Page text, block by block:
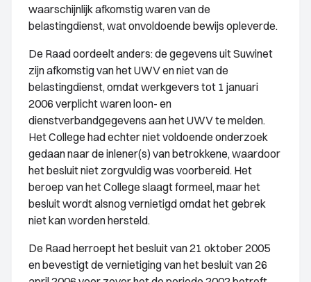
waarschijnlijk afkomstig waren van de
belastingdienst, wat onvoldoende bewijs opleverde.
De Raad oordeelt anders: de gegevens uit Suwinet
zijn afkomstig van het UWV en niet van de
belastingdienst, omdat werkgevers tot 1 januari
2006 verplicht waren loon- en
dienstverbandgegevens aan het UWV te melden.
Het College had echter niet voldoende onderzoek
gedaan naar de inlener(s) van betrokkene, waardoor
het besluit niet zorgvuldig was voorbereid. Het
beroep van het College slaagt formeel, maar het
besluit wordt alsnog vernietigd omdat het gebrek
niet kan worden hersteld.
De Raad herroept het besluit van 21 oktober 2005
en bevestigt de vernietiging van het besluit van 26